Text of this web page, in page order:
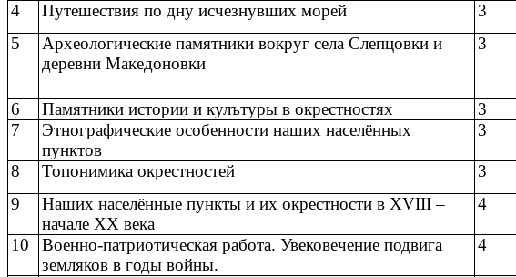
4
Путешествия по дну исчезнувших морей 3
5
Археологические памятники вокруг села Слепцовки и
деревни Македоновки
3
6 Памятники истории и кулътуры в окрестностях 3
7
Этнографические особенности наших населённых
пунктов
3
8 Топонимика окрестностей 3
9
Наших населённые пункты и их окрестности в XVIII –
начале XX века
4
10
Военно-патриотическая работа. Увековечение подвига
земляков в годы войны.
4